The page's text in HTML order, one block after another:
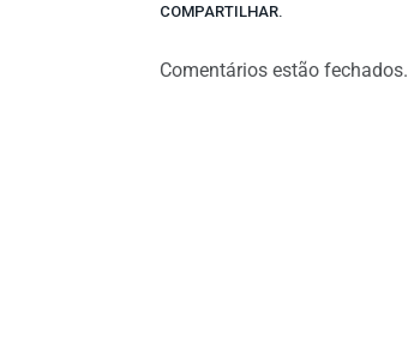
COMPARTILHAR.
Comentários estão fechados.